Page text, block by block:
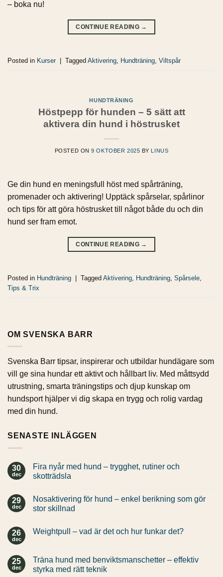
– boka nu!
CONTINUE READING →
Posted in Kurser Tagged Aktivering, Hundträning, Viltspår
HUNDTRÄNING
Höstpepp för hunden – 5 sätt att
aktivera din hund i höstrusket
POSTED ON9 OKTOBER 2025 BY LINUS
Ge din hund en meningsfull höst med spårträning,
promenader och aktivering! Upptäck spårselar, spårlinor
och tips för att göra höstrusket till något både du och din
hund ser fram emot.
CONTINUE READING →
Posted in Hundträning Tagged Aktivering Hundträning Spårsele
Tips & Trix
OM SVENSKA BARR
Svenska Barr tipsar, inspirerar och utbildar hundägare som
vill ge sina hundar ett aktivt och hållbart liv. Med måttsydd
utrustning, smarta träningstips och djup kunskap om
hundsport hjälper vi dig skapa en trygg och rolig vardag
med din hund.
SENASTE INLÄGGEN
30
dec
Fira nyår med hund – trygghet, rutiner och
skotträdsla
till
Fira
nyår
–
trygghet,
skotträdsla
29
dec
Nosaktivering för hund – enkel berikning som gör
stor skillnad
till
Nosaktivering
–
enkel
berikning
26
dec
Weightpull – vad är det och hur funkar det?
Weightpull
–
vad
25
dec
Träna hund med benviktsmanschetter – effektiv
styrka med rätt teknik